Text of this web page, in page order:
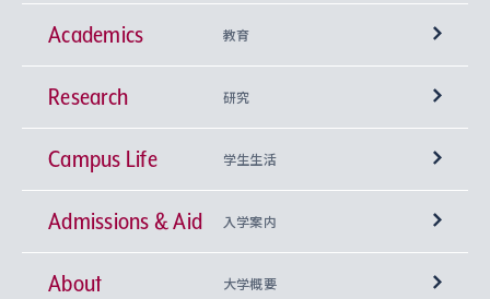
Academics 教育
学部
神学部
文学部
総合人間科学部
興味から学科を探す
上智大学の全学共通教育
基盤教育センター
上智大学の語学教育
Research 研究
研究所 等
キリスト教文化研究所
中世思想研究所
Sophia Open Research Weeks (SORW)
産官学連携
Campus Life 学生生活
学期区分と授業時間割
課外活動
Admissions & Aid 入学案内
上智大学で取得できる学位
About 大学概要